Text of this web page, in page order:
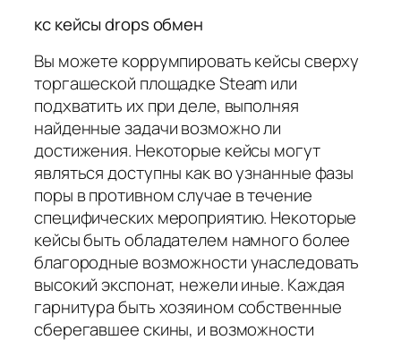
кс кейсы drops обмен
Вы можете коррумпировать кейсы сверху
торгашеской площадке Steam или
подхватить их при деле, выполняя
найденные задачи возможно ли
достижения. Некоторые кейсы могут
являться доступны как во узнанные фазы
поры в противном случае в течение
специфических мероприятию. Некоторые
кейсы быть обладателем намного более
благородные возможности унаследовать
высокий экспонат, нежели иные. Каждая
гарнитура быть хозяином собственные
сберегавшее скины, и возможности